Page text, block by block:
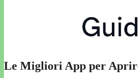
Le Migliori App per